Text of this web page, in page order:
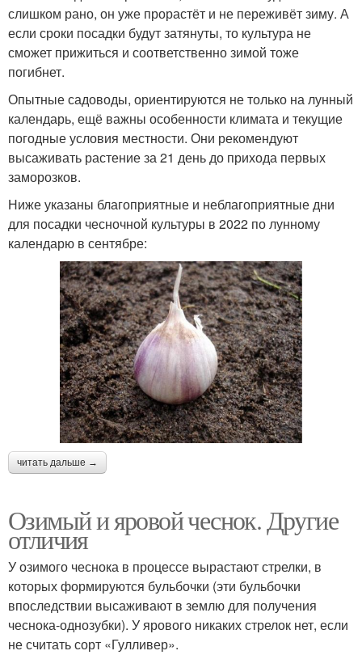
слишком рано, он уже прорастёт и не переживёт зиму. А
если сроки посадки будут затянуты, то культура не
сможет прижиться и соответственно зимой тоже
погибнет.
Опытные садоводы, ориентируются не только на лунный
календарь, ещё важны особенности климата и текущие
погодные условия местности. Они рекомендуют
высаживать растение за 21 день до прихода первых
заморозков.
Ниже указаны благоприятные и неблагоприятные дни
для посадки чесночной культуры в 2022 по лунному
календарю в сентябре:
читать дальше →
Озимый и яровой чеснок. Другие
отличия
У озимого чеснока в процессе вырастают стрелки, в
которых формируются бульбочки (эти бульбочки
впоследствии высаживают в землю для получения
чеснока-однозубки). У ярового никаких стрелок нет, если
не считать сорт «Гулливер».